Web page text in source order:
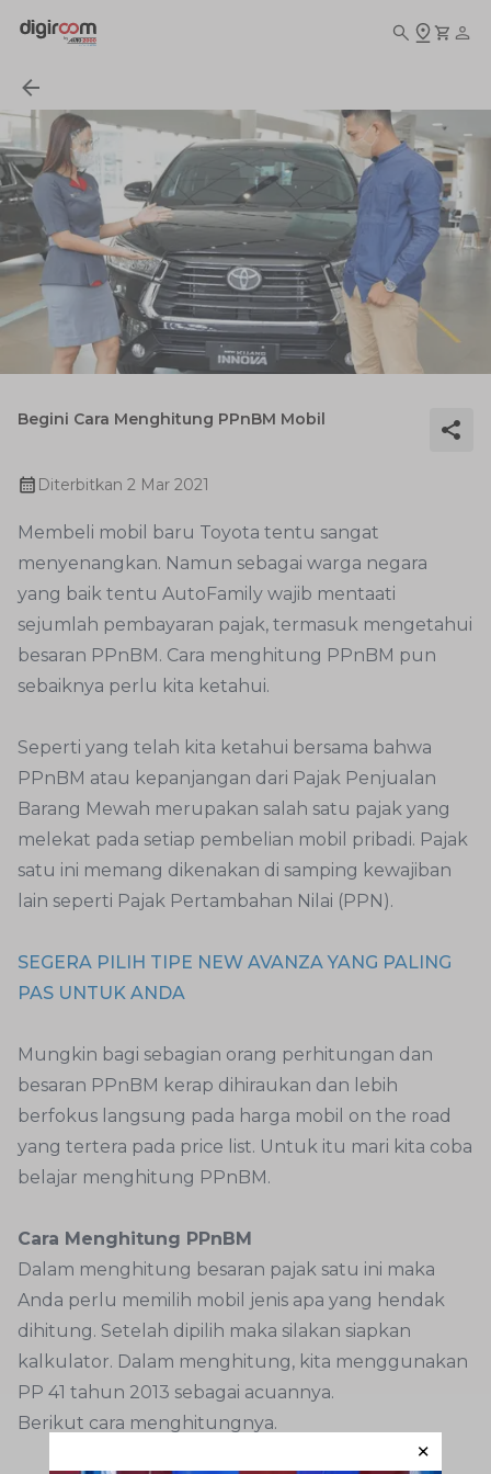
Begini Cara Menghitung PPnBM Mobil
Diterbitkan 2 Mar 2021
Membeli mobil baru Toyota tentu sangat
menyenangkan. Namun sebagai warga negara
yang baik tentu AutoFamily wajib mentaati
sejumlah pembayaran pajak, termasuk mengetahui
besaran PPnBM. Cara menghitung PPnBM pun
sebaiknya perlu kita ketahui.
Seperti yang telah kita ketahui bersama bahwa
PPnBM atau kepanjangan dari Pajak Penjualan
Barang Mewah merupakan salah satu pajak yang
melekat pada setiap pembelian mobil pribadi. Pajak
satu ini memang dikenakan di samping kewajiban
lain seperti Pajak Pertambahan Nilai (PPN).
SEGERA PILIH TIPE NEW AVANZA YANG PALING
PAS UNTUK ANDA
Mungkin bagi sebagian orang perhitungan dan
besaran PPnBM kerap dihiraukan dan lebih
berfokus langsung pada harga mobil on the road
yang tertera pada price list. Untuk itu mari kita coba
belajar menghitung PPnBM.
Cara Menghitung PPnBM
Dalam menghitung besaran pajak satu ini maka
Anda perlu memilih mobil jenis apa yang hendak
dihitung. Setelah dipilih maka silakan siapkan
kalkulator. Dalam menghitung, kita menggunakan
PP 41 tahun 2013 sebagai acuannya.
Berikut cara menghitungnya.